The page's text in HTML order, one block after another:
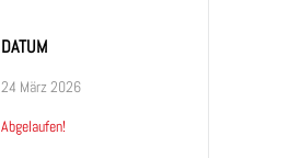
DATUM
24 März 2026
Abgelaufen!